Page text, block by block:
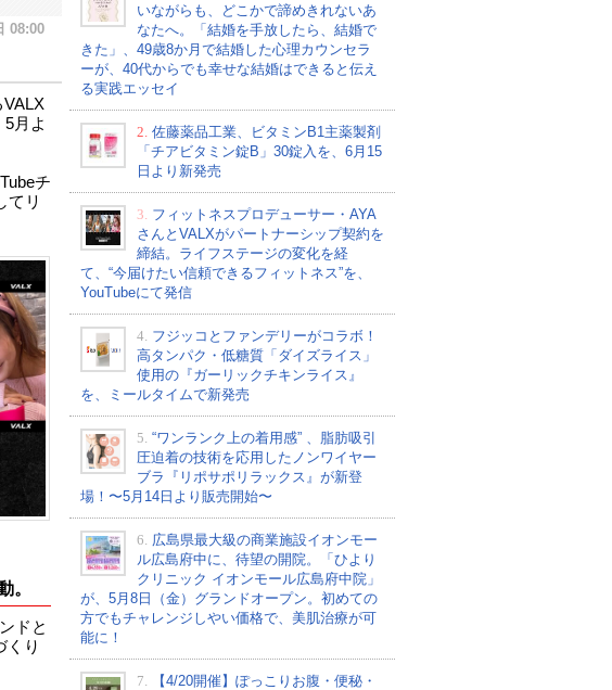
08:00
月よ
チ
てリ
。
ドと
くり
いながらも、どこかで諦めきれないあ
なたへ。「結婚を手放したら、結婚で
きた」、49歳8か月で結婚した心理カウンセラ
ーが、40代からでも幸せな結婚はできると伝え
る実践エッセイ
2. 佐藤薬品工業、ビタミンB1主薬製剤
「チアビタミン錠B」30錠入を、6月15
日より新発売
3. フィットネスプロデューサー・AYA
さんとVALXがパートナーシップ契約を
締結。ライフステージの変化を経
て、“今届けたい信頼できるフィットネス”を、
YouTubeにて発信
4. フジッコとファンデリーがコラボ！
高タンパク・低糖質「ダイズライス」
使用の『ガーリックチキンライス』
を、ミールタイムで新発売
5. “ワンランク上の着用感” 、脂肪吸引
圧迫着の技術を応用したノンワイヤー
ブラ『リポサポリラックス』が新登
場！〜5月14日より販売開始〜
6. 広島県最大級の商業施設イオンモー
ル広島府中に、待望の開院。「ひより
クリニック イオンモール広島府中院」
が、5月8日（金）グランドオープン。初めての
方でもチャレンジしやい価格で、美肌治療が可
能に！
7.
【4/20開催】ぽっこりお腹・便秘・